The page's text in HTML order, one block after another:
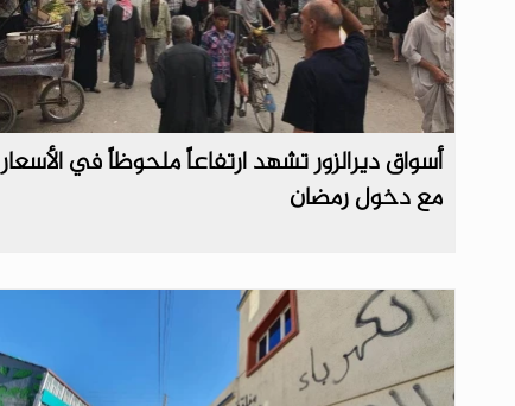
أسواق ديرالزور تشهد ارتفاعاً ملحوظاً في الأسعار
مع دخول رمضان